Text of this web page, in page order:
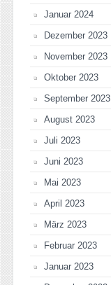
Januar 2024
Dezember 2023
November 2023
Oktober 2023
September 2023
August 2023
Juli 2023
Juni 2023
Mai 2023
April 2023
März 2023
Februar 2023
Januar 2023